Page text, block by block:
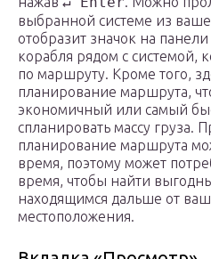
выбранной системе из
отобразит значок на
корабля рядом с системой,
по маршруту. Кроме того,
планирование маршрута,
экономичный или самый
спланировать массу груза.
планирование маршрута
время, поэтому может
время, чтобы найти
находящимся дальше от
местоположения.